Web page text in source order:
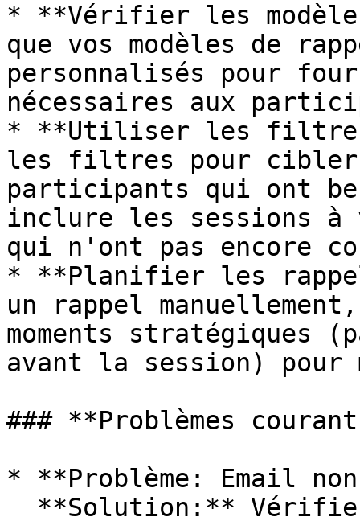
* **Vérifier les
que vos modèles de
personnalisés pour
nécessaires aux
* **Utiliser les
les filtres pour cibler
participants qui ont
inclure les sessions
qui n'ont pas encore
* **Planifier les
un rappel
moments stratégiques
avant la session) pour
### **Problèmes
* **Problème: Email